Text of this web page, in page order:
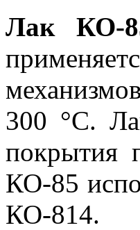
Лак КО-
300 °C.
покрытия
КО-85
КО-814.